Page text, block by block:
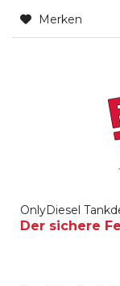
Merken
OnlyDiesel
Der sichere